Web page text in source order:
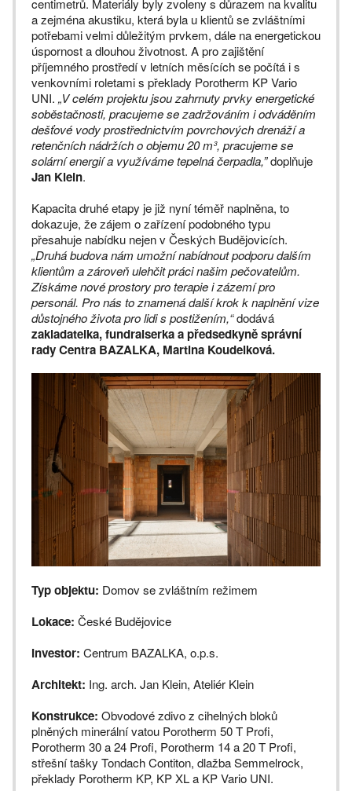
centimetrů. Materiály byly zvoleny s důrazem na kvalitu
a zejména akustiku, která byla u klientů se zvláštními
potřebami velmi důležitým prvkem, dále na energetickou
úspornost a dlouhou životnost. A pro zajištění
příjemného prostředí v letních měsících se počítá i s
venkovními roletami s překlady Porotherm KP Vario
UNI. „V celém projektu jsou zahrnuty prvky energetické
soběstačnosti, pracujeme se zadržováním i odváděním
dešťové vody prostřednictvím povrchových drenáží a
retenčních nádržích o objemu 20 m³, pracujeme se
solární energií a využíváme tepelná čerpadla,”doplňuje
Jan Klein.
Kapacita druhé etapy je již nyní téměř naplněna, to
dokazuje, že zájem o zařízení podobného typu
přesahuje nabídku nejen v Českých Budějovicích.
„Druhá budova nám umožní nabídnout podporu dalším
klientům a zároveň ulehčit práci našim pečovatelům.
Získáme nové prostory pro terapie i zázemí pro
personál. Pro nás to znamená další krok k naplnění vize
důstojného života pro lidi s postižením,“dodává
zakladatelka, fundraiserka a předsedkyně správní
rady Centra BAZALKA, Martina Koudelková.
Typ objektu: Domov se zvláštním režimem
Lokace: České Budějovice
Investor: Centrum BAZALKA, o.p.s.
Architekt: Ing. arch. Jan Klein, Ateliér Klein
Konstrukce: Obvodové zdivo z cihelných bloků
plněných minerální vatou Porotherm 50 T Profi,
Porotherm 30 a 24 Profi, Porotherm 14 a 20 T Profi,
střešní tašky Tondach Contiton, dlažba Semmelrock,
překlady Porotherm KP, KP XL a KP Vario UNI.